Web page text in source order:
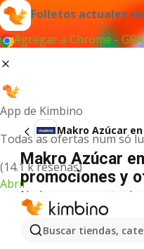
Folletos actuales
Agregar a Chrome -
App de Kimbino
Todas as ofertas num só
(14.1 k reseñas)
Abrir
Buscar tiendas,
Makro Azúcar
Makro Azúcar
promociones y
No hemos encontrado
término.
Más productos